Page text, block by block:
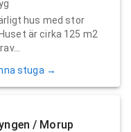
hus med stor
är cirka 125 m2
stuga →
/ Morup